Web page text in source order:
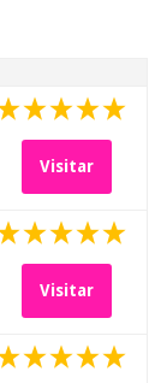
Visitar
Visitar